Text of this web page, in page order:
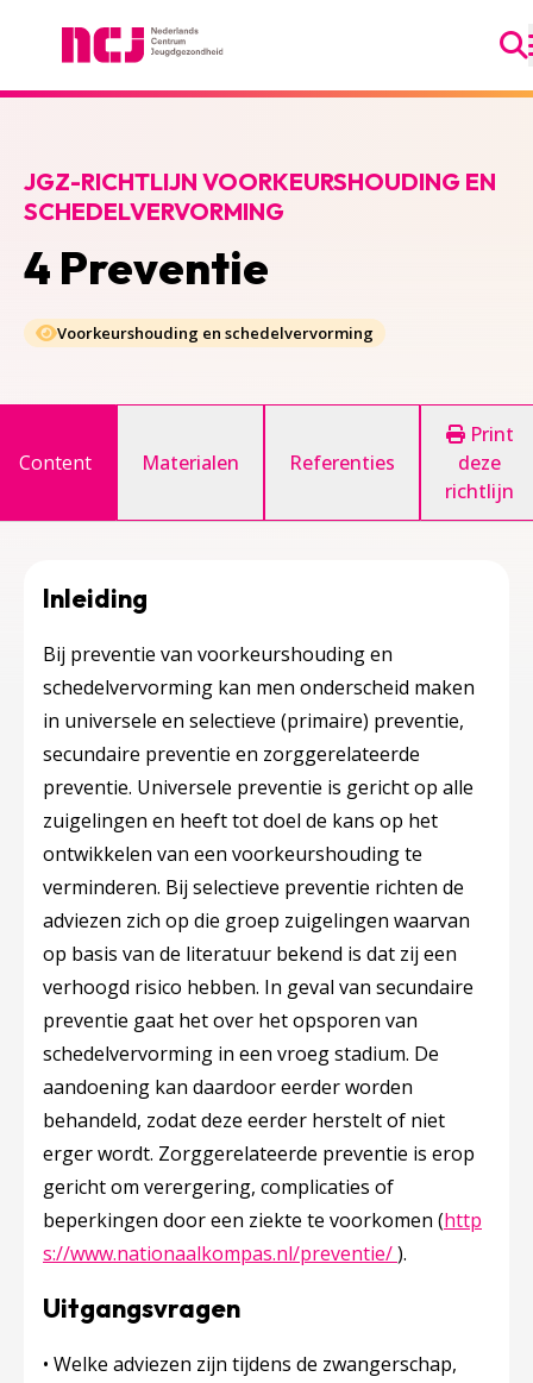
4 Preventie
JGZ-RICHTLIJN VOORKEURSHOUDING EN
SCHEDELVERVORMING
Voorkeurshouding en schedelvervorming
Content Materialen Referenties
Print
deze
richtlijn
Inleiding
Bij preventie van voorkeurshouding en
schedelvervorming kan men onderscheid maken
in universele en selectieve (primaire) preventie,
secundaire preventie en zorggerelateerde
preventie. Universele preventie is gericht op alle
zuigelingen en heeft tot doel de kans op het
ontwikkelen van een voorkeurshouding te
verminderen. Bij selectieve preventie richten de
adviezen zich op die groep zuigelingen waarvan
op basis van de literatuur bekend is dat zij een
verhoogd risico hebben. In geval van secundaire
preventie gaat het over het opsporen van
schedelvervorming in een vroeg stadium. De
aandoening kan daardoor eerder worden
behandeld, zodat deze eerder herstelt of niet
erger wordt. Zorggerelateerde preventie is erop
gericht om verergering, complicaties of
beperkingen door een ziekte te voorkomen (http
s://www.nationaalkompas.nl/preventie/Deze linkt
).
Uitgangsvragen
• Welke adviezen zijn tijdens de zwangerschap,